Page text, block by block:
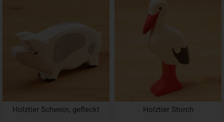
Holztier Schwein, gefleckt Holztier Storch